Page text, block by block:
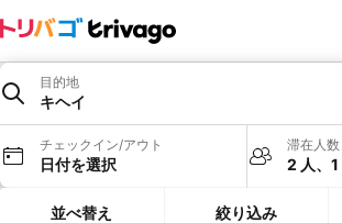
目的地
キヘイ
チェックイン/アウト
日付を選択
滞在人
2 人、1
並べ替え 絞り込み